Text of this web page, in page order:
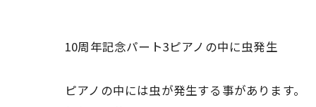
10周年記念パート3ピアノの中に虫発生
ピアノの中には虫が発生する事があります。